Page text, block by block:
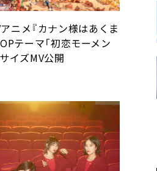
ニメ『カナン様はあくま
テーマ「初恋モーメン
イズMV公開